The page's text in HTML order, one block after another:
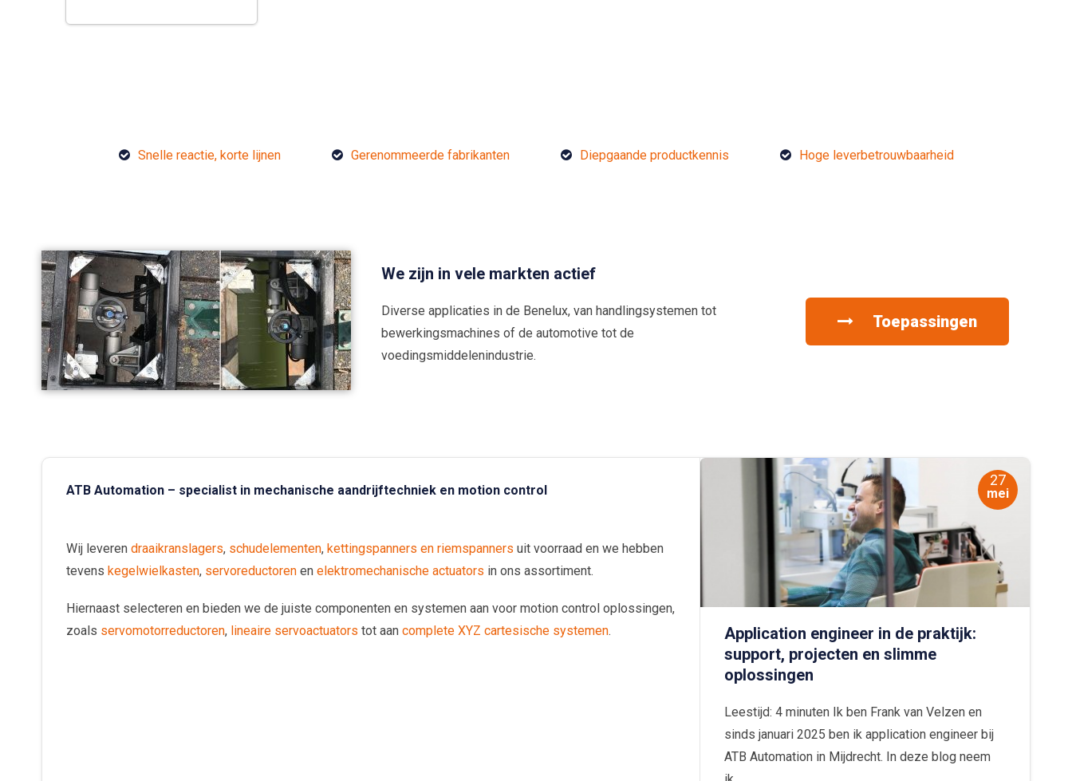
Snelle reactie, korte lijnen Gerenommeerde fabrikanten Diepgaande productkennis Hoge leverbetrouwbaarheid
We zijn in vele markten actief
Diverse applicaties in de Benelux, van handlingsystemen tot
bewerkingsmachines of de automotive tot de
voedingsmiddelenindustrie.
Toepassingen
ATB Automation – specialist in mechanische aandrijftechniek en motion control
Wij leveren draaikranslagers, schudelementen, kettingspanners en riemspanners uit voorraad en we hebben
tevens kegelwielkasten, servoreductoren en elektromechanische actuators in ons assortiment.
Hiernaast selecteren en bieden we de juiste componenten en systemen aan voor motion control oplossingen,
zoals servomotorreductoren, lineaire servoactuators tot aan complete XYZ cartesische systemen.
27
mei
Application engineer in de praktijk:
support, projecten en slimme
oplossingen
Leestijd: 4 minuten Ik ben Frank van Velzen en
sinds januari 2025 ben ik application engineer bij
ATB Automation in Mijdrecht. In deze blog neem